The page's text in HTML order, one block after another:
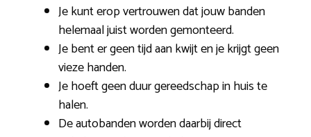
Je kunt erop vertrouwen dat jouw banden
helemaal juist worden gemonteerd.
Je bent er geen tijd aan kwijt en je krijgt geen
vieze handen.
Je hoeft geen duur gereedschap in huis te
halen.
De autobanden worden daarbij direct